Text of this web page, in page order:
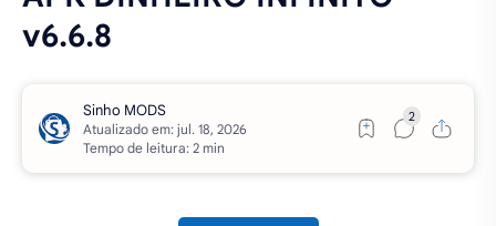
v6.6.8
Atualizado em:
Tempo de leitura: 2 min